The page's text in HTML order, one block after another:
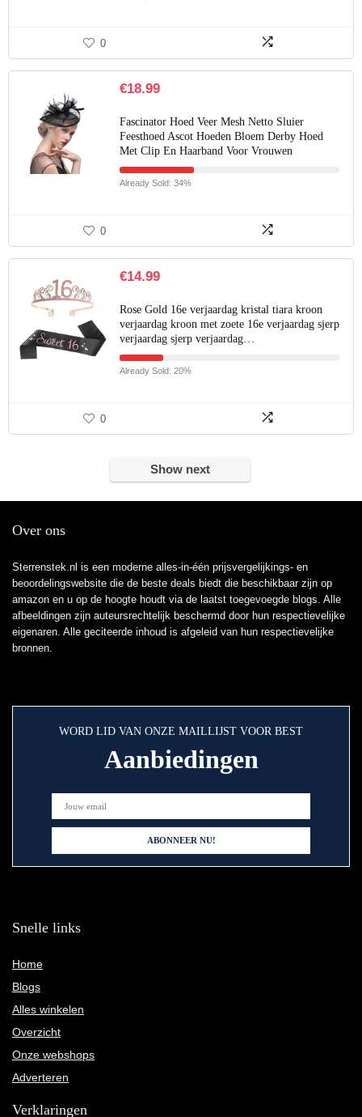
0
€18.99
Fascinator Hoed Veer Mesh Netto Sluier
Feesthoed Ascot Hoeden Bloem Derby Hoed
Met Clip En Haarband Voor Vrouwen
Already Sold: 34%
0
€14.99
Rose Gold 16e verjaardag kristal tiara kroon
verjaardag kroon met zoete 16e verjaardag sjerp
verjaardag sjerp verjaardag…
Already Sold: 20%
0
Show next
Over ons
Sterrenstek.nl is een moderne alles-in-één prijsvergelijkings- en
beoordelingswebsite die de beste deals biedt die beschikbaar zijn op
amazon en u op de hoogte houdt via de laatst toegevoegde blogs. Alle
afbeeldingen zijn auteursrechtelijk beschermd door hun respectievelijke
eigenaren. Alle geciteerde inhoud is afgeleid van hun respectievelijke
bronnen.
WORD LID VAN ONZE MAILLIJST VOOR BEST
Aanbiedingen
Snelle links
Home
Blogs
Alles winkelen
Overzicht
Onze webshops
Adverteren
Verklaringen